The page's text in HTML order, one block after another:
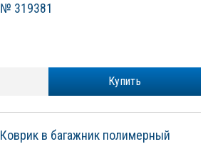
№ 319381
Купить
Коврик в багажник полимерный